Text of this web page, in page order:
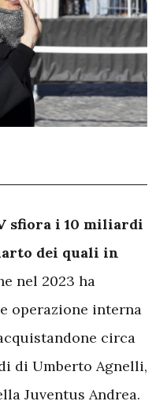
sfiora i 10 miliardi
dei quali in
nel 2023 ha
operazione interna
circa
di Umberto Agnelli,
Juventus Andrea.